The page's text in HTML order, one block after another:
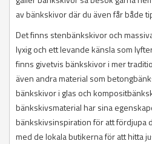
av bänkskivor där du även får både
Det finns stenbänkskivor och
lyxig och ett levande känsla som
finns givetvis bänkskivor i mer
även andra material som
bänkskivor i glas och
bänkskivsmaterial har sina
bänkskivsinspiration för att fördjupa
med de lokala butikerna för att hitta